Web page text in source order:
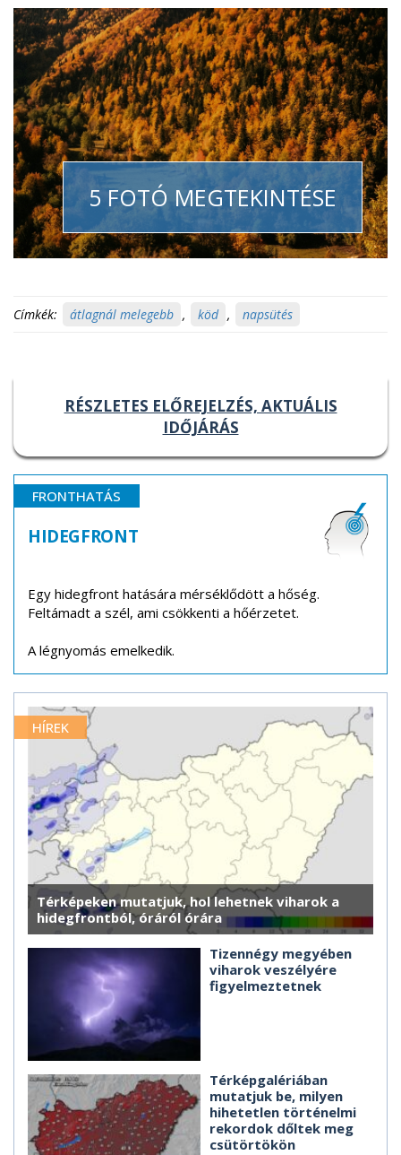
5 FOTÓ MEGTEKINTÉSE
Címkék: átlagnál melegebb , köd , napsütés
RÉSZLETES ELŐREJELZÉS, AKTUÁLIS
IDŐJÁRÁS
FRONTHATÁS
HIDEGFRONT
Egy hidegfront hatására mérséklődött a hőség.
Feltámadt a szél, ami csökkenti a hőérzetet.
A légnyomás emelkedik.
HÍREK
Térképeken mutatjuk, hol lehetnek viharok a
hidegfrontból, óráról órára
Tizennégy megyében
viharok veszélyére
figyelmeztetnek
Térképgalériában
mutatjuk be, milyen
hihetetlen történelmi
rekordok dőltek meg
csütörtökön